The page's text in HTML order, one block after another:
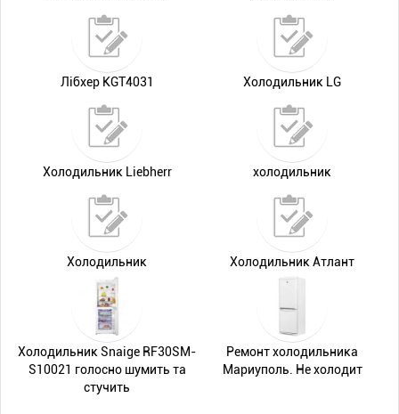
Лібхер KGT4031 Холодильник LG
Холодильник Liebherr холодильник
Холодильник Холодильник Атлант
Холодильник Snaige RF30SM-
S10021 голосно шумить та
стучить
Ремонт холодильника
Мариуполь. Не холодит